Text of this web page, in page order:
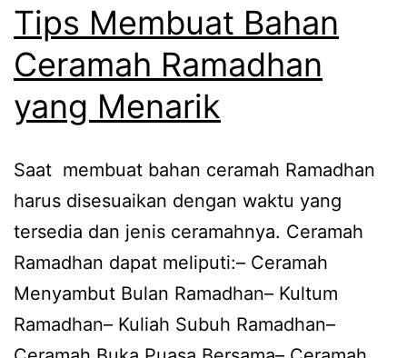
Tips Membuat Bahan
Ceramah Ramadhan
yang Menarik
Saat membuat bahan ceramah Ramadhan
harus disesuaikan dengan waktu yang
tersedia dan jenis ceramahnya. Ceramah
Ramadhan dapat meliputi:– Ceramah
Menyambut Bulan Ramadhan– Kultum
Ramadhan– Kuliah Subuh Ramadhan–